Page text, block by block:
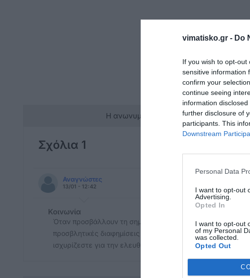
vimatisko.gr - Do
If you wish to opt-
sensitive information
confirm your
continue seeing
information
further disclosure of
participants. This
Downstream
Personal Data
I want to opt-out
Advertising.
Opted In
I want to opt-out
of my Personal
was collected.
Opted Out
Η ανωνυμία είναι το καλύτερο
Σχόλια 1
Αναγνώστες
13/01 - 12:42
Κοινωνία
Όταν προσβάλλουν τη σημαία μας με χιούμορ και τα όσια
προσβλητικές διαφημίσεις δεν σας είδα να κοπτεστε και
ισχυρίζεστε για την ελευθερία της έκφρασης . Πόσο πιο